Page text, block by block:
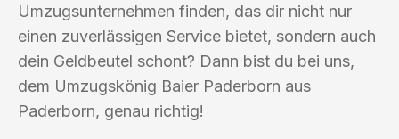
Umzugsunternehmen finden, das dir nicht nur
einen zuverlässigen Service bietet, sondern auch
dein Geldbeutel schont? Dann bist du bei uns,
dem Umzugskönig Baier Paderborn aus
Paderborn, genau richtig!